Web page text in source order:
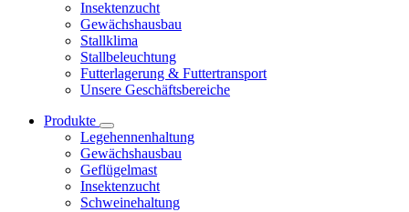
Insektenzucht
Gewächshausbau
Stallklima
Stallbeleuchtung
Futterlagerung & Futtertransport
Unsere Geschäftsbereiche
Produkte
Legehennenhaltung
Gewächshausbau
Geflügelmast
Insektenzucht
Schweinehaltung